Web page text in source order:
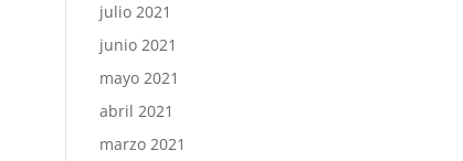
julio 2021
junio 2021
mayo 2021
abril 2021
marzo 2021